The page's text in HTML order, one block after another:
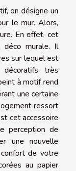
on désigne un
le mur. Alors,
En effet, cet
murale. Il
sur lequel est
très
à motif rend
une certaine
ressort
cet accessoire
perception de
une nouvelle
de votre
au papier